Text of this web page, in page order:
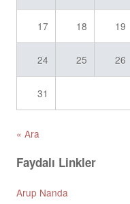
17 18 19
24 25 26
31
« Ara
Faydalı Linkler
Arup Nanda